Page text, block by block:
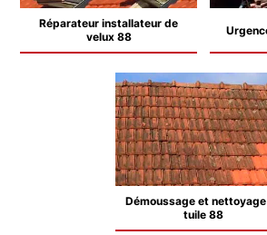
Réparateur installateur de
velux 88
Démoussage et
tuile 88